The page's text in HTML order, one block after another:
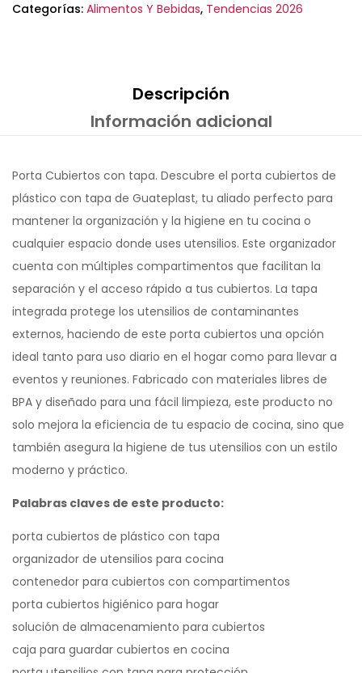
Categorías: Alimentos Y Bebidas, Tendencias 2026
Descripción
Información adicional
Porta Cubiertos con tapa. Descubre el porta cubiertos de
plástico con tapa de Guateplast, tu aliado perfecto para
mantener la organización y la higiene en tu cocina o
cualquier espacio donde uses utensilios. Este organizador
cuenta con múltiples compartimentos que facilitan la
separación y el acceso rápido a tus cubiertos. La tapa
integrada protege los utensilios de contaminantes
externos, haciendo de este porta cubiertos una opción
ideal tanto para uso diario en el hogar como para llevar a
eventos y reuniones. Fabricado con materiales libres de
BPA y diseñado para una fácil limpieza, este producto no
solo mejora la eficiencia de tu espacio de cocina, sino que
también asegura la higiene de tus utensilios con un estilo
moderno y práctico.
Palabras claves de este producto:
porta cubiertos de plástico con tapa
organizador de utensilios para cocina
contenedor para cubiertos con compartimentos
porta cubiertos higiénico para hogar
solución de almacenamiento para cubiertos
caja para guardar cubiertos en cocina